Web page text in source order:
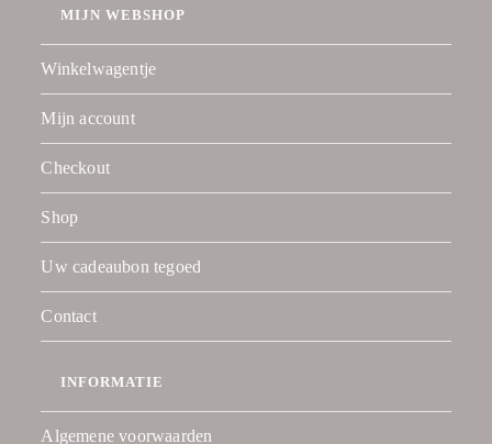
MIJN WEBSHOP
Winkelwagentje
Mijn account
Checkout
Shop
Uw cadeaubon tegoed
Contact
INFORMATIE
Algemene voorwaarden